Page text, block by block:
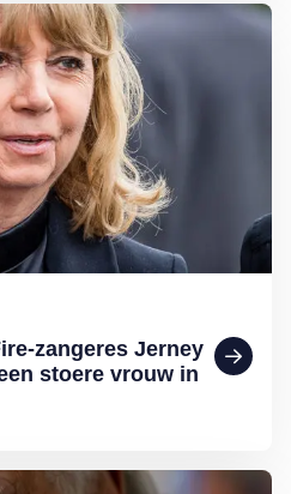
zangeres Jerney
stoere vrouw in
& Fire-zangeres Jerney Kaagman:
blijft liedjes schrijven en